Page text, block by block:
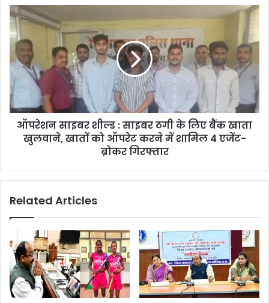
जांच
शिविर
आयोजित
ऑपरेशन
साइबर
शील्ड
साइबर
के
लिए
बैंक
खाता
खुलवाने,
ऑपरेट
में
ब्रोकर
गिरफ्तार
ऑपरेशन साइबर शील्ड : साइबर ठगी के लिए बैंक खाता
खुलवाने, खातों को ऑपरेट करने में शामिल 4 एजेंट-
ब्रोकर गिरफ्तार
Related Articles